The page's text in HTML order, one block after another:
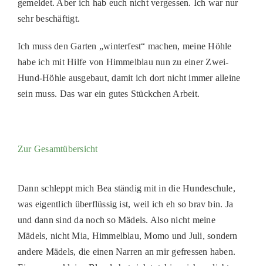
4KIDS
TIERHEIMTIERE
TIERHEIME
PATENSCHAFTEN
gemeldet. Aber ich hab euch nicht vergessen. Ich war nur
sehr beschäftigt.
Ich muss den Garten „winterfest“ machen, meine Höhle
habe ich mit Hilfe von Himmelblau nun zu einer Zwei-
Hund-Höhle ausgebaut, damit ich dort nicht immer alleine
sein muss. Das war ein gutes Stückchen Arbeit.
Zur Gesamtübersicht
Dann schleppt mich Bea ständig mit in die Hundeschule,
was eigentlich überflüssig ist, weil ich eh so brav bin. Ja
und dann sind da noch so Mädels. Also nicht meine
Mädels, nicht Mia, Himmelblau, Momo und Juli, sondern
andere Mädels, die einen Narren an mir gefressen haben.